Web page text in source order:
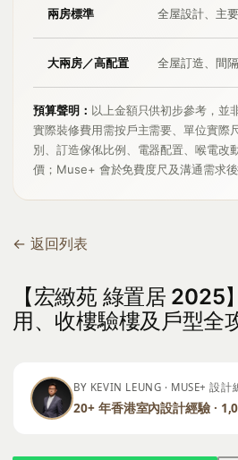
兩房標準 全屋設計、主
大兩房／高配置 全屋訂造、間
預算聲明： 以上金額只供初步參考，並
實際裝修費用需按戶主需要、單位實際
別、訂造傢俬比例、電器配置、喉電改
價；Muse+ 會於免費度尺及溝通需求後
← 返回列表
【宏緻苑 綠置居 2025
用、收樓驗樓及戶型全
BY KEVIN LEUNG · MUSE+ 設計
20+ 年香港室內設計經驗 ·